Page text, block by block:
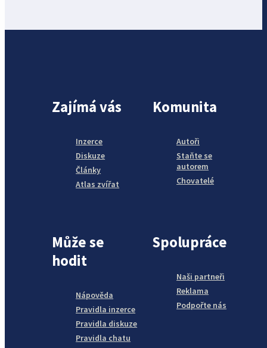
Zajímá vás
Inzerce
Diskuze
Články
Atlas zvířat
Komunita
Autoři
Staňte se
autorem
Chovatelé
Může se
hodit
Nápověda
Pravidla inzerce
Pravidla diskuze
Pravidla chatu
Spolupráce
Naši partneři
Reklama
Podpořte nás